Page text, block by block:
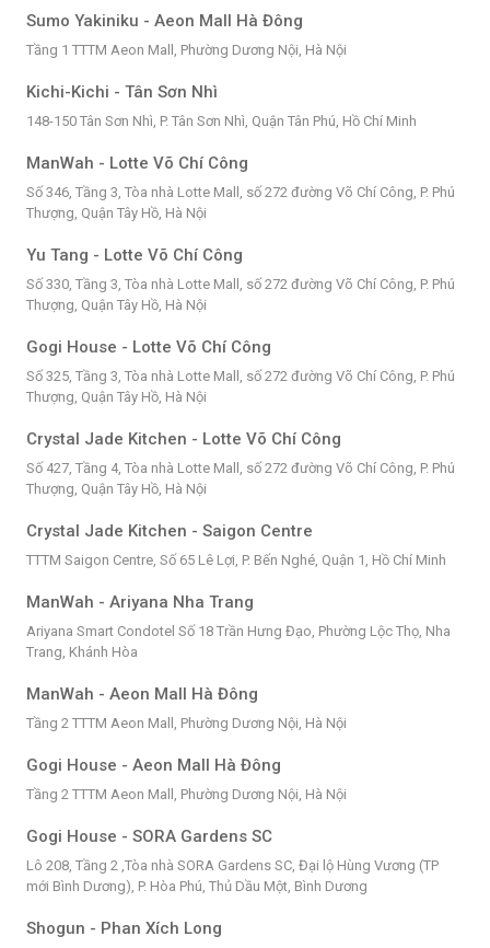
Sumo Yakiniku - Aeon Mall Hà Đông
Tầng 1 TTTM Aeon Mall, Phường Dương Nội, Hà Nội
Kichi-Kichi - Tân Sơn Nhì
148-150 Tân Sơn Nhì, P. Tân Sơn Nhì, Quận Tân Phú, Hồ Chí Minh
ManWah - Lotte Võ Chí Công
Số 346, Tầng 3, Tòa nhà Lotte Mall, số 272 đường Võ Chí Công, P. Phú
Thượng, Quận Tây Hồ, Hà Nội
Yu Tang - Lotte Võ Chí Công
Số 330, Tầng 3, Tòa nhà Lotte Mall, số 272 đường Võ Chí Công, P. Phú
Thượng, Quận Tây Hồ, Hà Nội
Gogi House - Lotte Võ Chí Công
Số 325, Tầng 3, Tòa nhà Lotte Mall, số 272 đường Võ Chí Công, P. Phú
Thượng, Quận Tây Hồ, Hà Nội
Crystal Jade Kitchen - Lotte Võ Chí Công
Số 427, Tầng 4, Tòa nhà Lotte Mall, số 272 đường Võ Chí Công, P. Phú
Thượng, Quận Tây Hồ, Hà Nội
Crystal Jade Kitchen - Saigon Centre
TTTM Saigon Centre, Số 65 Lê Lợi, P. Bến Nghé, Quận 1, Hồ Chí Minh
ManWah - Ariyana Nha Trang
Ariyana Smart Condotel Số 18 Trần Hưng Đạo, Phường Lộc Thọ, Nha
Trang, Khánh Hòa
ManWah - Aeon Mall Hà Đông
Tầng 2 TTTM Aeon Mall, Phường Dương Nội, Hà Nội
Gogi House - Aeon Mall Hà Đông
Tầng 2 TTTM Aeon Mall, Phường Dương Nội, Hà Nội
Gogi House - SORA Gardens SC
Lô 208, Tầng 2 ,Tòa nhà SORA Gardens SC, Đại lộ Hùng Vương (TP
mới Bình Dương), P. Hòa Phú, Thủ Dầu Một, Bình Dương
Shogun - Phan Xích Long